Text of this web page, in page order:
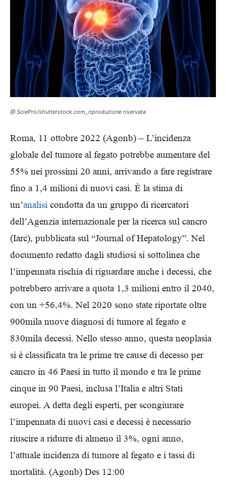
@ SciePro/shutterstock.com_riproduzione riservata
Roma, 11 ottobre 2022 (Agonb) – L’incidenza
globale del tumore al fegato potrebbe aumentare del
55% nei prossimi 20 anni, arrivando a fare registrare
fino a 1,4 milioni di nuovi casi. È la stima di
un’analisi condotta da un gruppo di ricercatori
dell’Agenzia internazionale per la ricerca sul cancro
(Iarc), pubblicata sul “Journal of Hepatology”. Nel
documento redatto dagli studiosi si sottolinea che
l’impennata rischia di riguardare anche i decessi, che
potrebbero arrivare a quota 1,3 milioni entro il 2040,
con un +56,4%. Nel 2020 sono state riportate oltre
900mila nuove diagnosi di tumore al fegato e
830mila decessi. Nello stesso anno, questa neoplasia
si è classificata tra le prime tre cause di decesso per
cancro in 46 Paesi in tutto il mondo e tra le prime
cinque in 90 Paesi, inclusa l’Italia e altri Stati
europei. A detta degli esperti, per scongiurare
l’impennata di nuovi casi e decessi è necessario
riuscire a ridurre di almeno il 3%, ogni anno,
l’attuale incidenza di tumore al fegato e i tassi di
mortalità. (Agonb) Des 12:00